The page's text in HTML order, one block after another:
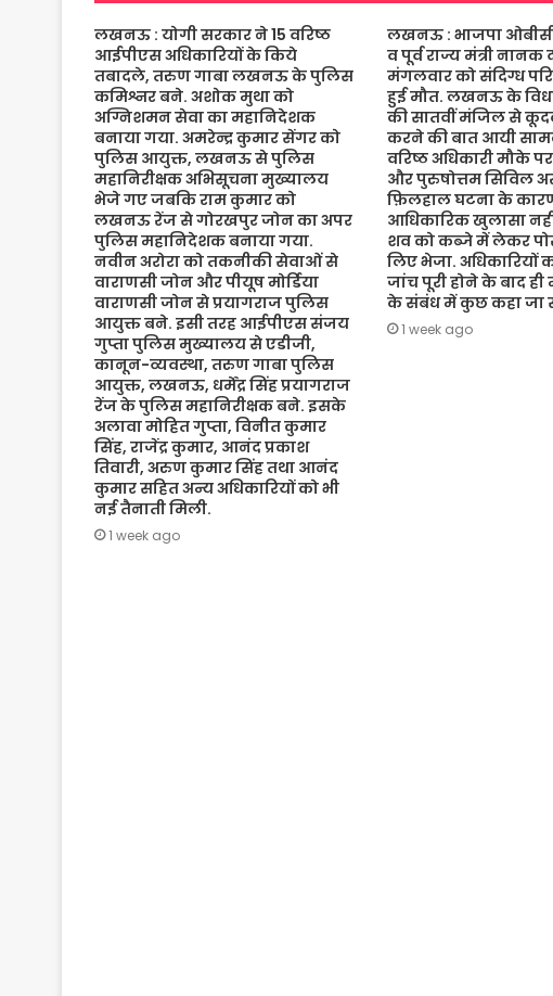
लखनऊ : योगी सरकार ने 15 वरिष्ठ
आईपीएस अधिकारियों के किये
तबादले, तरुण गाबा लखनऊ के पुलिस
कमिश्नर बने. अशोक मुथा को
अग्निशमन सेवा का महानिदेशक
बनाया गया. अमरेन्द्र कुमार सेंगर को
पुलिस आयुक्त, लखनऊ से पुलिस
महानिरीक्षक अभिसूचना मुख्यालय
भेजे गए जबकि राम कुमार को
लखनऊ रेंज से गोरखपुर जोन का अपर
पुलिस महानिदेशक बनाया गया.
नवीन अरोरा को तकनीकी सेवाओं से
वाराणसी जोन और पीयूष मोर्डिया
वाराणसी जोन से प्रयागराज पुलिस
आयुक्त बने. इसी तरह आईपीएस संजय
गुप्ता पुलिस मुख्यालय से एडीजी,
कानून-व्यवस्था, तरुण गाबा पुलिस
आयुक्त, लखनऊ, धर्मेंद्र सिंह प्रयागराज
रेंज के पुलिस महानिरीक्षक बने. इसके
अलावा मोहित गुप्ता, विनीत कुमार
सिंह, राजेंद्र कुमार, आनंद प्रकाश
तिवारी, अरुण कुमार सिंह तथा आनंद
कुमार सहित अन्य अधिकारियों को भी
नई तैनाती मिली.
1 week ago
लखनऊ : भाजपा ओबीसी
व पूर्व राज्य मंत्री नानक
मंगलवार को संदिग्ध
हुई मौत. लखनऊ के
की सातवीं मंजिल से
करने की बात आयी
वरिष्ठ अधिकारी मौके
और पुरुषोत्तम सिविल
फ़िलहाल घटना के
आधिकारिक खुलासा
शव को कब्जे में लेकर
लिए भेजा. अधिकारियों
जांच पूरी होने के बाद
के संबंध में कुछ कहा जा
1 week ago